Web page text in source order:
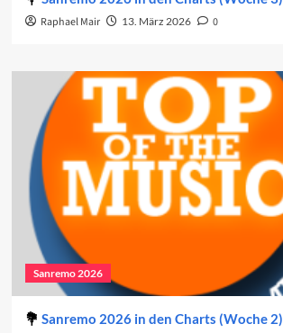
Raphael Mair 13. März 2026 0
Sanremo 2026
Sanremo 2026 in den Charts (Woche 2)